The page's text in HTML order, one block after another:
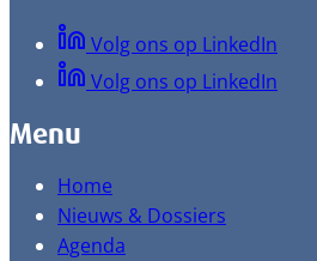
Volg ons op LinkedIn
Volg ons op LinkedIn
Menu
Home
Nieuws & Dossiers
Agenda